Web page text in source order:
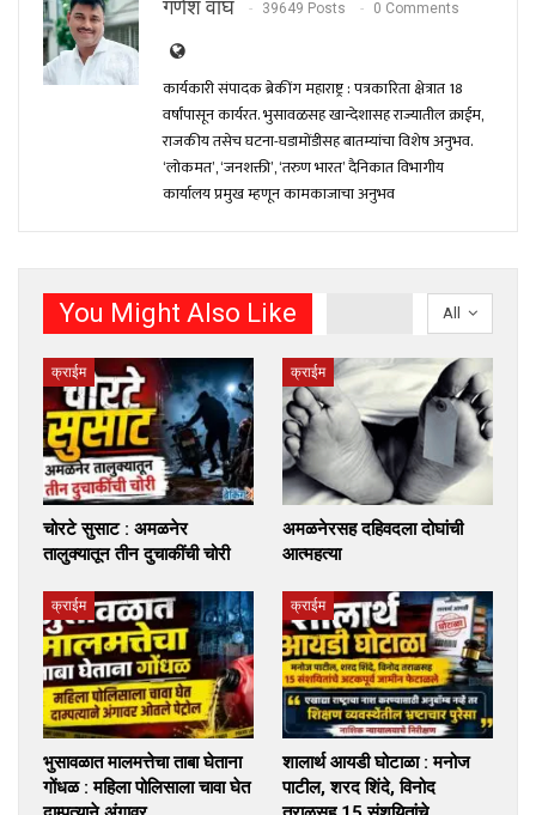
गणेश वाघ 39649 Posts 0 Comments
कार्यकारी संपादक ब्रेकींग महाराष्ट्र : पत्रकारिता क्षेत्रात 18
वर्षांपासून कार्यरत. भुसावळसह खान्देशासह राज्यातील क्राईम,
राजकीय तसेच घटना-घडामोंडीसह बातम्यांचा विशेष अनुभव.
‘लोकमत’, ‘जनशक्ती’, ‘तरुण भारत’ दैनिकात विभागीय
कार्यालय प्रमुख म्हणून कामकाजाचा अनुभव
All
You Might Also Like
क्राईम
चोरटे सुसाट : अमळनेर
तालुक्यातून तीन दुचाकींची चोरी
क्राईम
अमळनेरसह दहिवदला दोघांची
आत्महत्या
क्राईम
भुसावळात मालमत्तेचा ताबा घेताना
गोंधळ : महिला पोलिसाला चावा घेत
क्राईम
शालार्थ आयडी घोटाळा : मनोज
पाटील, शरद शिंदे, विनोद